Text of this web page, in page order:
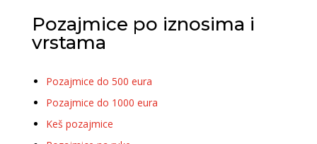
Pozajmice po iznosima i
vrstama
Pozajmice do 500 eura
Pozajmice do 1000 eura
Keš pozajmice